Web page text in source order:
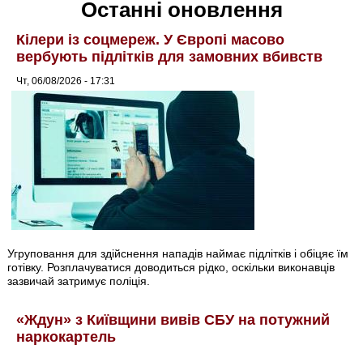
Останні оновлення
Кілери із соцмереж. У Європі масово
вербують підлітків для замовних вбивств
Чт, 06/08/2026 - 17:31
Угруповання для здійснення нападів наймає підлітків і обіцяє їм
готівку. Розплачуватися доводиться рідко, оскільки виконавців
зазвичай затримує поліція.
«Ждун» з Київщини вивів СБУ на потужний
наркокартель